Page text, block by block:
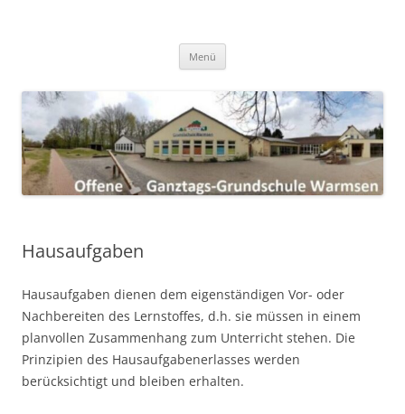
Warmsen gswarmsen
<meta name="msvalidate.01"
Menü
Hausaufgaben
Hausaufgaben dienen dem eigenständigen Vor- oder
Nachbereiten des Lernstoffes, d.h. sie müssen in einem
planvollen Zusammenhang zum Unterricht stehen. Die
Prinzipien des Hausaufgabenerlasses werden
berücksichtigt und bleiben erhalten.